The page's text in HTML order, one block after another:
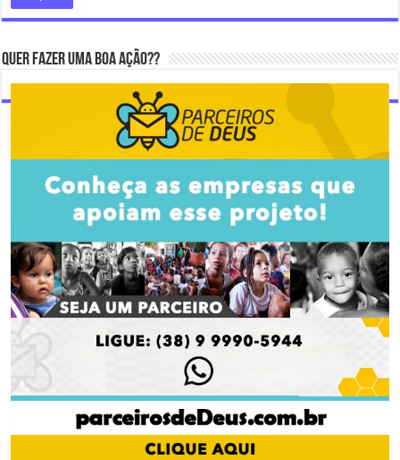
Quer fazer uma boa ação??